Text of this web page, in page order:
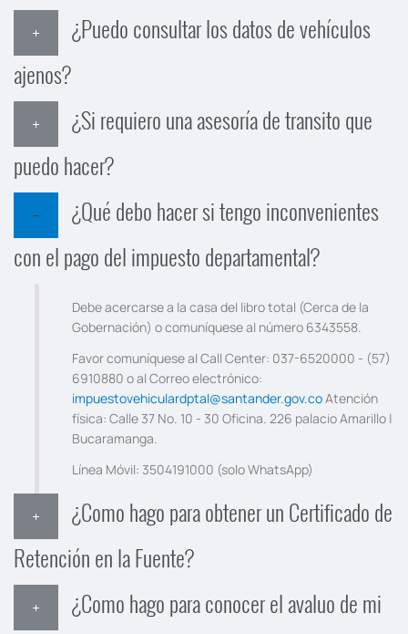
¿Puedo consultar los datos de vehículos
ajenos?
¿Si requiero una asesoría de transito que
puedo hacer?
¿Qué debo hacer si tengo inconvenientes
con el pago del impuesto departamental?
Debe acercarse a la casa del libro total (Cerca de la
Gobernación) o comuníquese al número 6343558.
Favor comuníquese al Call Center: 037-6520000 - (57)
6910880 o al Correo electrónico:
impuestovehiculardptal@santander.gov.coAtención
física: Calle 37 No. 10 - 30 Oficina. 226 palacio Amarillo |
Bucaramanga.
Línea Móvil: 3504191000 (solo WhatsApp)
¿Como hago para obtener un Certificado de
Retención en la Fuente?
¿Como hago para conocer el avaluo de mi